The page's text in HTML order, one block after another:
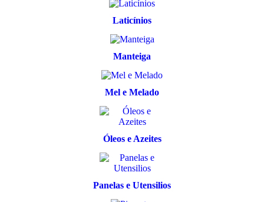
Laticínios
Manteiga
Mel e Melado
Óleos e Azeites
Panelas e Utensilios